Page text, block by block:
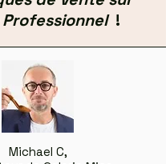
Professionnel!
Michael C,